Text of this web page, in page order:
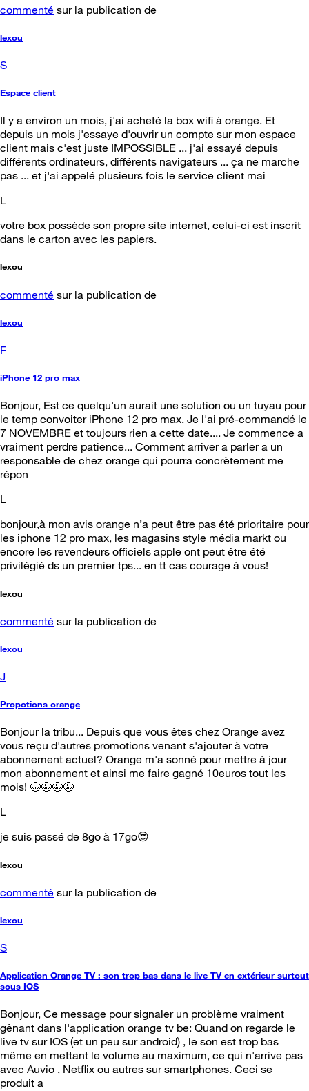
commenté sur la publication de
lexou
S
Espace client
Il y a environ un mois, j'ai acheté la box wifi à orange. Et
depuis un mois j'essaye d'ouvrir un compte sur mon espace
client mais c'est juste IMPOSSIBLE ... j'ai essayé depuis
différents ordinateurs, différents navigateurs ... ça ne marche
pas ... et j'ai appelé plusieurs fois le service client mai
L
votre box possède son propre site internet, celui-ci est inscrit
dans le carton avec les papiers.
lexou
commenté sur la publication de
lexou
F
iPhone 12 pro max
Bonjour, Est ce quelqu'un aurait une solution ou un tuyau pour
le temp convoiter iPhone 12 pro max. Je l'ai pré-commandé le
7 NOVEMBRE et toujours rien a cette date.... Je commence a
vraiment perdre patience... Comment arriver a parler a un
responsable de chez orange qui pourra concrètement me
répon
L
bonjour,à mon avis orange n’a peut être pas été prioritaire pour
les iphone 12 pro max, les magasins style média markt ou
encore les revendeurs officiels apple ont peut être été
privilégié ds un premier tps... en tt cas courage à vous!
lexou
commenté sur la publication de
lexou
J
Propotions orange
Bonjour la tribu... Depuis que vous êtes chez Orange avez
vous reçu d'autres promotions venant s'ajouter à votre
abonnement actuel? Orange m'a sonné pour mettre à jour
mon abonnement et ainsi me faire gagné 10euros tout les
mois! 🤩🤩🤩🤩
L
je suis passé de 8go à 17go😍
lexou
commenté sur la publication de
lexou
S
Application Orange TV : son trop bas dans le live TV en extérieur surtout
sous IOS
Bonjour, Ce message pour signaler un problème vraiment
gênant dans l'application orange tv be: Quand on regarde le
live tv sur IOS (et un peu sur android) , le son est trop bas
même en mettant le volume au maximum, ce qui n'arrive pas
avec Auvio , Netflix ou autres sur smartphones. Ceci se
produit a